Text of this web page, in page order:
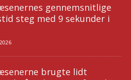
gennemsnitlige
steg med 9 sekunder i
brugte lidt